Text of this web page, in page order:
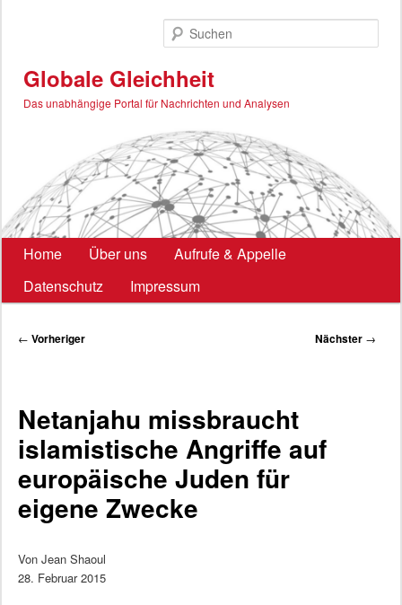
Globale Gleichheit
Das unabhängige Portal für Nachrichten und Analysen
Hauptmenü
Home Über uns
Aufrufe & Appelle
Datenschutz
Impressum
Beitragsnavigation
← Vorheriger Nächster →
Netanjahu missbraucht
islamistische Angriffe auf
europäische Juden für
eigene Zwecke
Von Jean Shaoul
28. Februar 2015